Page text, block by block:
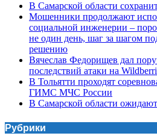
В Самарской области
Мошенники продолжают
социальной инженерии –
не один день, шаг за шагом
решению
Вячеслав Федорищев дал
последствий атаки на
В Тольятти проходят
ГИМС МЧС России
В Самарской области
Рубрики